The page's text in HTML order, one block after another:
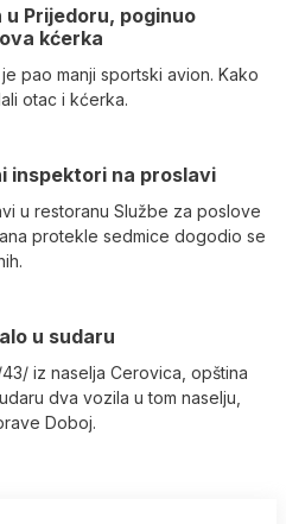
Prijedoru, poginuo
kćerka
pao manji sportski avion. Kako
otac i kćerka.
inspektori na proslavi
u restoranu Službe za poslove
protekle sedmice dogodio se
u sudaru
iz naselja Cerovica, opština
dva vozila u tom naselju,
Doboj.